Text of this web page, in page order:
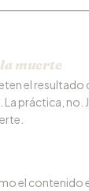
la muerte
el resultado
práctica, no.
el contenido